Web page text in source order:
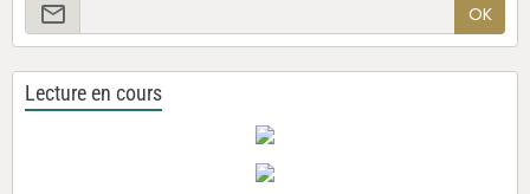
OK
Lecture en cours